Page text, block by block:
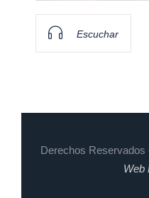
Escuchar
Derechos Reservados
Web